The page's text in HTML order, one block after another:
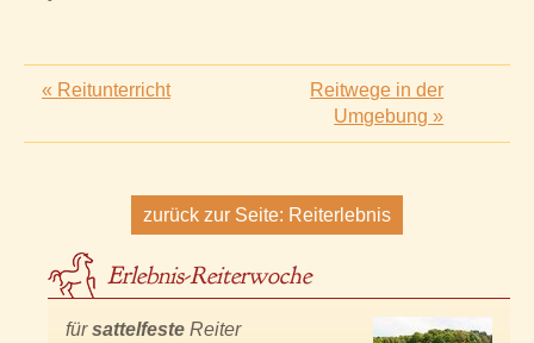
« Reitunterricht
Reitwege in der
Umgebung »
zurück zur Seite: Reiterlebnis
Erlebnis-Reiterwoche
fürsattelfeste Reiter